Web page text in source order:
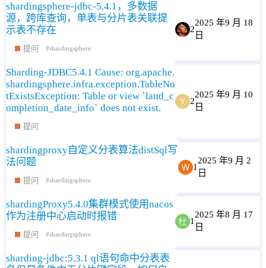
shardingsphere-jdbc-5.4.1，多数据
源，跨库查询，单表与分片表关联提
示表不存在
提问 shardingsphere
2
2025 年9 月 18
日
Sharding-JDBC5.4.1 Cause: org.apache.
shardingsphere.infra.exception.TableNo
tExistsException: Table or view `land_c
ompletion_date_info` does not exist.
提问
2
2025 年9 月 10
日
shardingproxy自定义分表算法distSql写
法问题
提问 shardingsphere
1
2025 年9 月 2
日
shardingProxy5.4.0集群模式使用nacos
作为注册中心启动时报错
提问 shardingsphere
1
2025 年8 月 17
日
sharding-jdbc:5.3.1 ql语句命中分表表